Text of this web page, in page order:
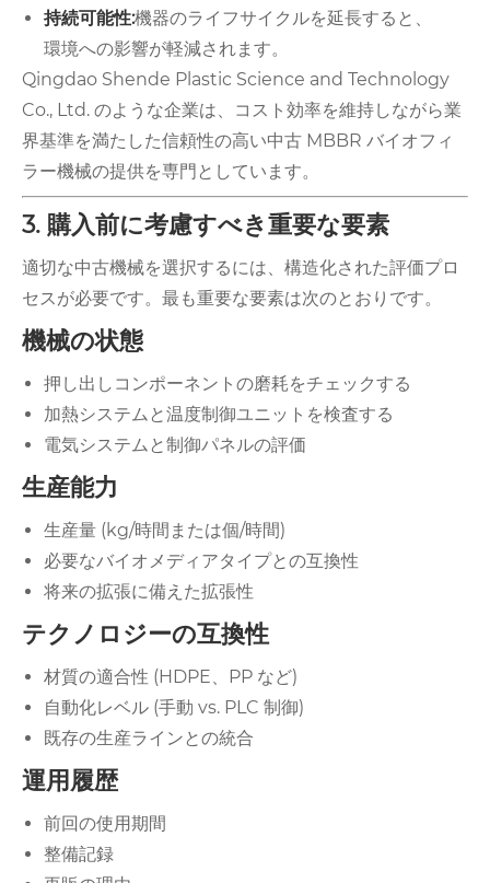
持続可能性:機器のライフサイクルを延長すると、
環境への影響が軽減されます。
Qingdao Shende Plastic Sc​​ience and Technology
Co., Ltd. のような企業は、コスト効率を維持しながら業
界基準を満たした信頼性の高い中古 MBBR バイオフィ
ラー機械の提供を専門としています。
3. 購入前に考慮すべき重要な要素
適切な中古機械を選択するには、構造化された評価プロ
セスが必要です。最も重要な要素は次のとおりです。
機械の状態
押し出しコンポーネントの磨耗をチェックする
加熱システムと温度制御ユニットを検査する
電気システムと制御パネルの評価
生産能力
生産量 (kg/時間または個/時間)
必要なバイオメディアタイプとの互換性
将来の拡張に備えた拡張性
テクノロジーの互換性
材質の適合性 (HDPE、PP など)
自動化レベル (手動 vs. PLC 制御)
既存の生産ラインとの統合
運用履歴
前回の使用期間
整備記録